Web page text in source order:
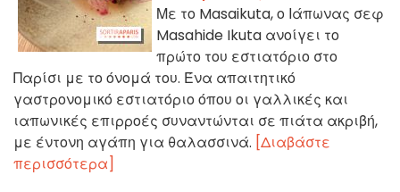
Με το Masaikuta, ο Ιάπωνας σεφ
Masahide Ikuta ανοίγει το
πρώτο του εστιατόριο στο
Παρίσι με το όνομά του. Ένα απαιτητικό
γαστρονομικό εστιατόριο όπου οι γαλλικές και
ιαπωνικές επιρροές συναντώνται σε πιάτα ακριβή,
με έντονη αγάπη για θαλασσινά. [Διαβάστε
περισσότερα]